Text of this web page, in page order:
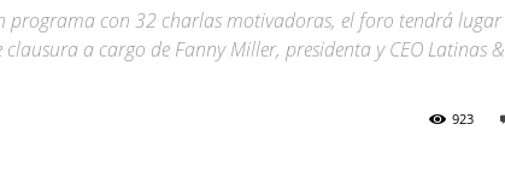
programa con 32 charlas motivadoras, el foro tendrá lugar
a cargo de Fanny Miller, presidenta y CEO Latinas &
923